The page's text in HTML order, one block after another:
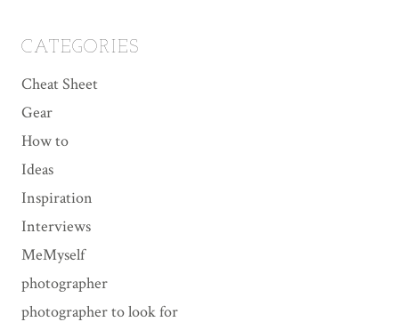
CATEGORIES
Cheat Sheet
Gear
How to
Ideas
Inspiration
Interviews
MeMyself
photographer
photographer to look for